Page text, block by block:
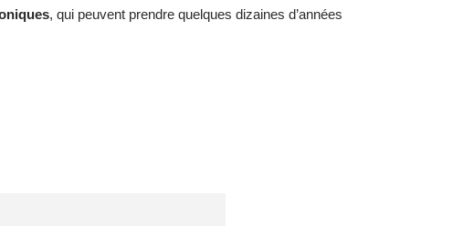
, qui peuvent prendre quelques dizaines d’années